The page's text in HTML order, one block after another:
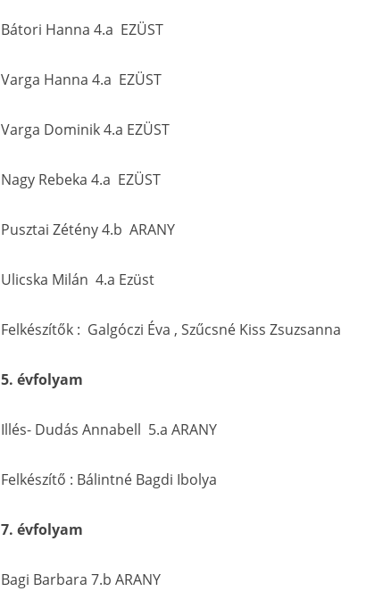
Bátori Hanna 4.a EZÜST
Varga Hanna 4.a EZÜST
Varga Dominik 4.a EZÜST
Nagy Rebeka 4.a EZÜST
Pusztai Zétény 4.b ARANY
Ulicska Milán 4.a Ezüst
Felkészítők : Galgóczi Éva , Szűcsné Kiss Zsuzsanna
5. évfolyam
Illés- Dudás Annabell 5.a ARANY
Felkészítő : Bálintné Bagdi Ibolya
7. évfolyam
Bagi Barbara 7.b ARANY